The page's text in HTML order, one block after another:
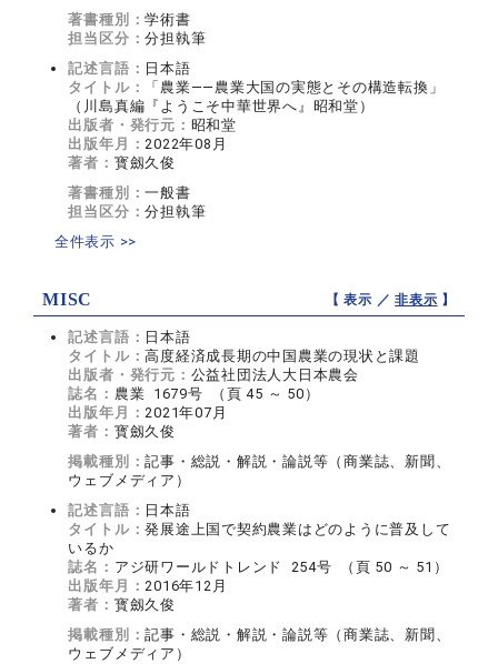
著書種別：学術書
担当区分：分担執筆
記述言語： 日本語
タイトル：
「農業――農業大国の実態とその構造転換」
（川島真編『ようこそ中華世界へ』昭和堂）
出版者・発行元： 昭和堂
出版年月：2022年08月
著者： 寳劔久俊
著書種別：一般書
担当区分：分担執筆
全件表示 >>
MISC 【 表示 ／非表示 】
記述言語： 日本語
タイトル：高度経済成長期の中国農業の現状と課題
出版者・発行元： 公益社団法人大日本農会
誌名： 農業 1679号 （頁 45 ～ 50）
出版年月：2021年07月
著者： 寳劔久俊
掲載種別：記事・総説・解説・論説等（商業誌、新聞、
ウェブメディア）
記述言語： 日本語
タイトル：発展途上国で契約農業はどのように普及して
いるか
誌名： アジ研ワールドトレンド 254号 （頁 50 ～ 51）
出版年月：2016年12月
著者： 寳劔久俊
掲載種別：記事・総説・解説・論説等（商業誌、新聞、
ウェブメディア）